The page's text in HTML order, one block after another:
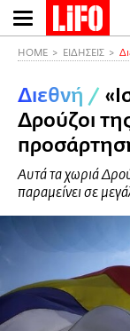
Παράκαμψη
προς
περιεχόμενο
HOME ΕΙΔΗΣΕΙΣ
Διεθνή /
Δρούζοι
Αυτά τα χωριά
παραμείνει σε